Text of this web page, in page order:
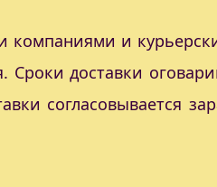
компаниями и
доставки
согласовывается